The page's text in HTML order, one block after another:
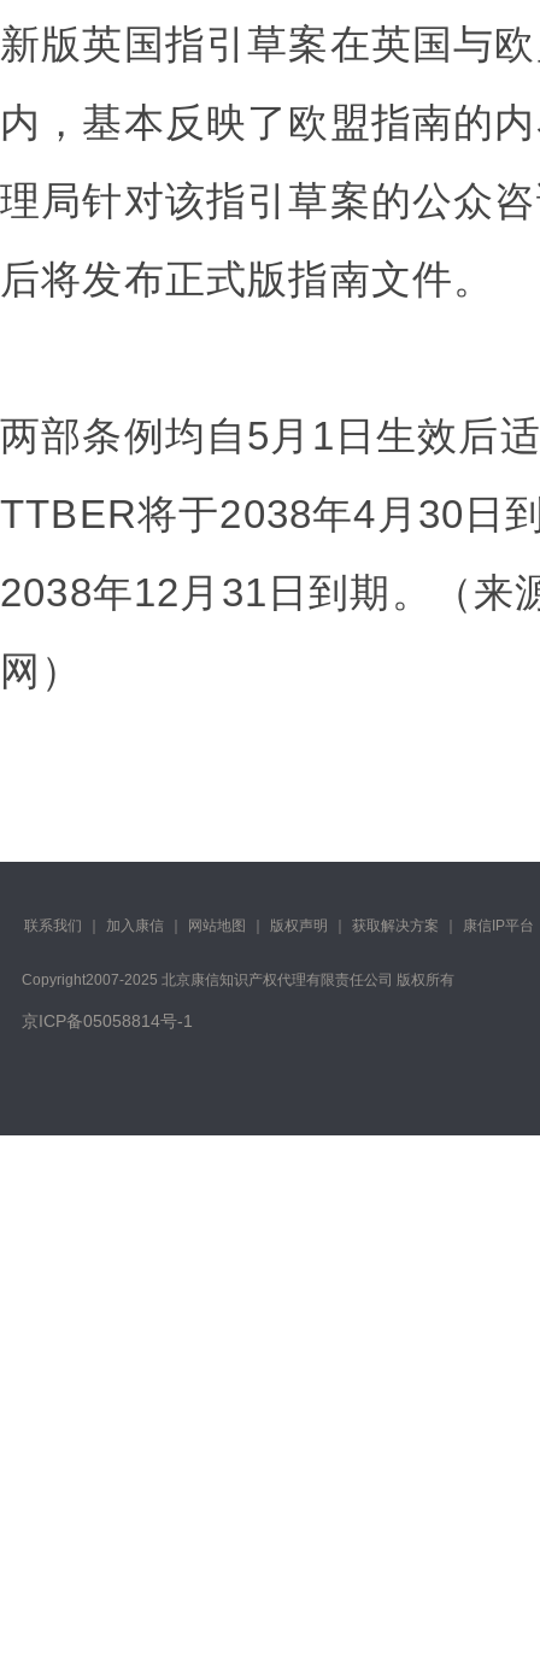
新版英国指引草案在英国与
内，基本反映了欧盟指南的
理局针对该指引草案的公众
后将发布正式版指南文件。
两部条例均自5月1日生效后
TTBER将于2038年4月30日
2038年12月31日到期。（来
网）
联系我们 加入康信 网站地图 版权声明 获取解决方案 康信IP平台
Copyright️2007-2025 北京康信知识产权代理有限责任公司 版权所有
京ICP备05058814号-1